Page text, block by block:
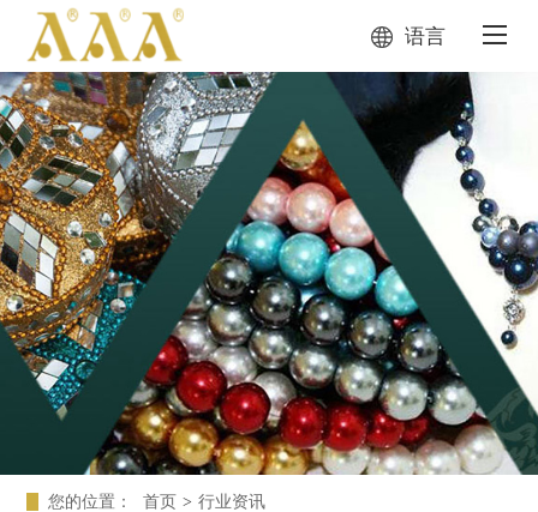
语言
您的位置： 首页 > 行业资讯